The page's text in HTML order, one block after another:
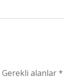
Gerekli alanlar*